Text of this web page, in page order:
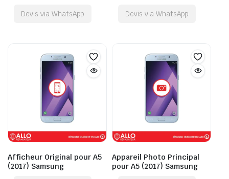
Devis via WhatsApp Devis via WhatsApp
Afficheur Original pour A5
(2017) Samsung
Appareil Photo Principal
pour A5 (2017) Samsung